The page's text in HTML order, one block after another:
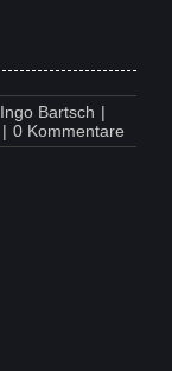
Ingo Bartsch |
| 0 Kommentareon